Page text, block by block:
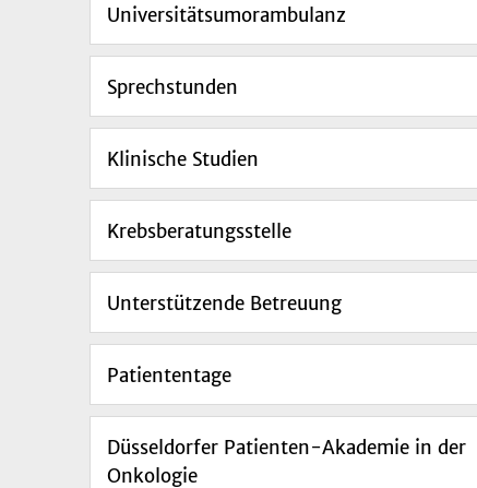
Universitätsumorambulanz
Sprechstunden
Klinische Studien
Krebsberatungsstelle
Unterstützende Betreuung
Patiententage
Düsseldorfer Patienten-Akademie in der
Onkologie